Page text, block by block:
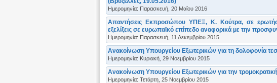
Ημερομηνία: Παρασκευή, 20 Μαΐου 2016
Απαντήσεις Εκπροσώπου ΥΠΕΞ, Κ. Κούτρα, σε
εξελίξεις σε ευρωπαϊκό επίπεδο αναφορικά με την
Ημερομηνία: Παρασκευή, 11 Δεκεμβρίου 2015
Ανακοίνωση Υπουργείου Εξωτερικών για τη δολοφονία
Ημερομηνία: Κυριακή, 29 Νοεμβρίου 2015
Ανακοίνωση Υπουργείου Εξωτερικών για την
Ημερομηνία: Τετάρτη, 25 Νοεμβρίου 2015